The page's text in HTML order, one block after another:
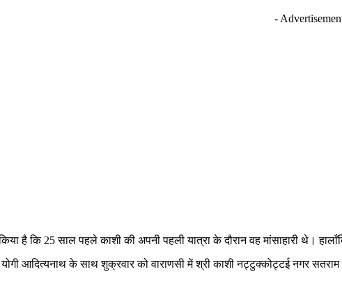
-
किया है कि 25 साल पहले काशी की अपनी पहली यात्रा के दौरान वह मांसाहारी थे।
आदित्यनाथ के साथ शुक्रवार को वाराणसी में श्री काशी नट्टुक्कोट्टई नगर सतराम